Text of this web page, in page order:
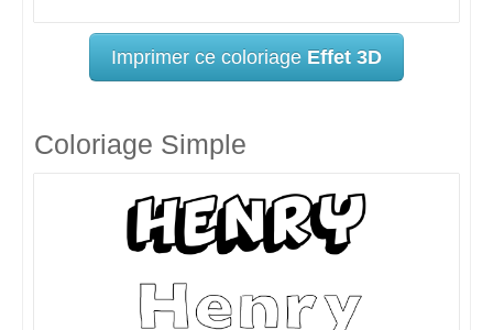
Imprimer ce coloriage Effet 3D
Coloriage Simple